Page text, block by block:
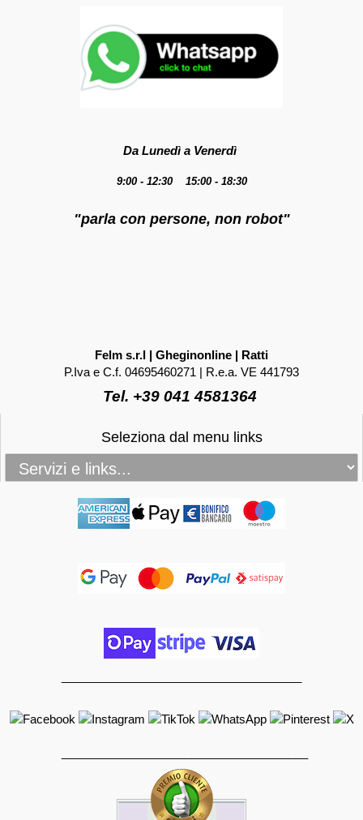
Da Lunedì a Venerdì
9:00 - 12:30 15:00 - 18:30
"parla con persone, non robot"
Felm s.r.l | Gheginonline | Ratti
P.Iva e C.f. 04695460271 | R.e.a. VE 441793
Tel. +39 041 4581364
Seleziona dal menu links